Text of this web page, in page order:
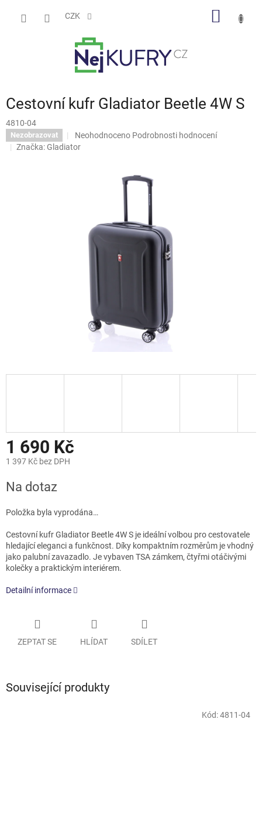
CZK
Cestovní kufr Gladiator Beetle 4W S
4810-04
Nezobrazovat
Průměrné
hodnocení
Neohodnoceno Podrobnosti hodnocení
Značka: Gladiator
1 690 Kč
1 397 Kč bez DPH
cena:
Na dotaz
Položka byla vyprodána…
Cestovní kufr Gladiator Beetle 4W S je ideální volbou pro cestovatele
hledající eleganci a funkčnost. Díky kompaktním rozměrům je vhodný
jako palubní zavazadlo. Je vybaven TSA zámkem, čtyřmi otáčivými
kolečky a praktickým interiérem.
Detailní informace
ZEPTAT SE HLÍDAT SDÍLET
Související produkty
Kód:4811-04